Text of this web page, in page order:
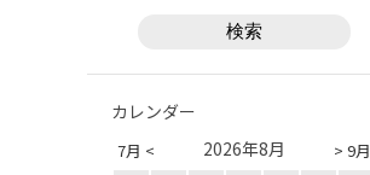
カレンダー
7月 < > 9月
2026年8月